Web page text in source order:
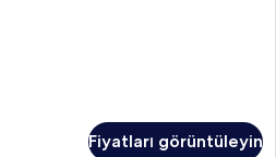
Fiyatları görüntüleyin